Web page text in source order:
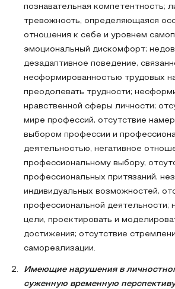
познавательная компетентность;
тревожность, определяющаяся
отношения к себе и уровнем
эмоциональный дискомфорт;
дезадаптивное поведение,
несформированностью трудовых
преодолевать трудности;
нравственной сферы личности;
мире профессий, отсутствие
выбором профессии и
деятельностью, негативное
профессиональному выбору,
профессиональных притязаний,
индивидуальных возможностей,
профессиональной деятельности;
цели, проектировать и
достижения; отсутствие
самореализации.
Имеющие нарушения в
суженную временную